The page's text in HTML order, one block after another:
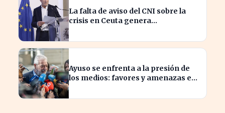
La falta de aviso del CNI sobre la
crisis en Ceuta genera
Ayuso se enfrenta a la presión de
los medios: favores y amenazas en